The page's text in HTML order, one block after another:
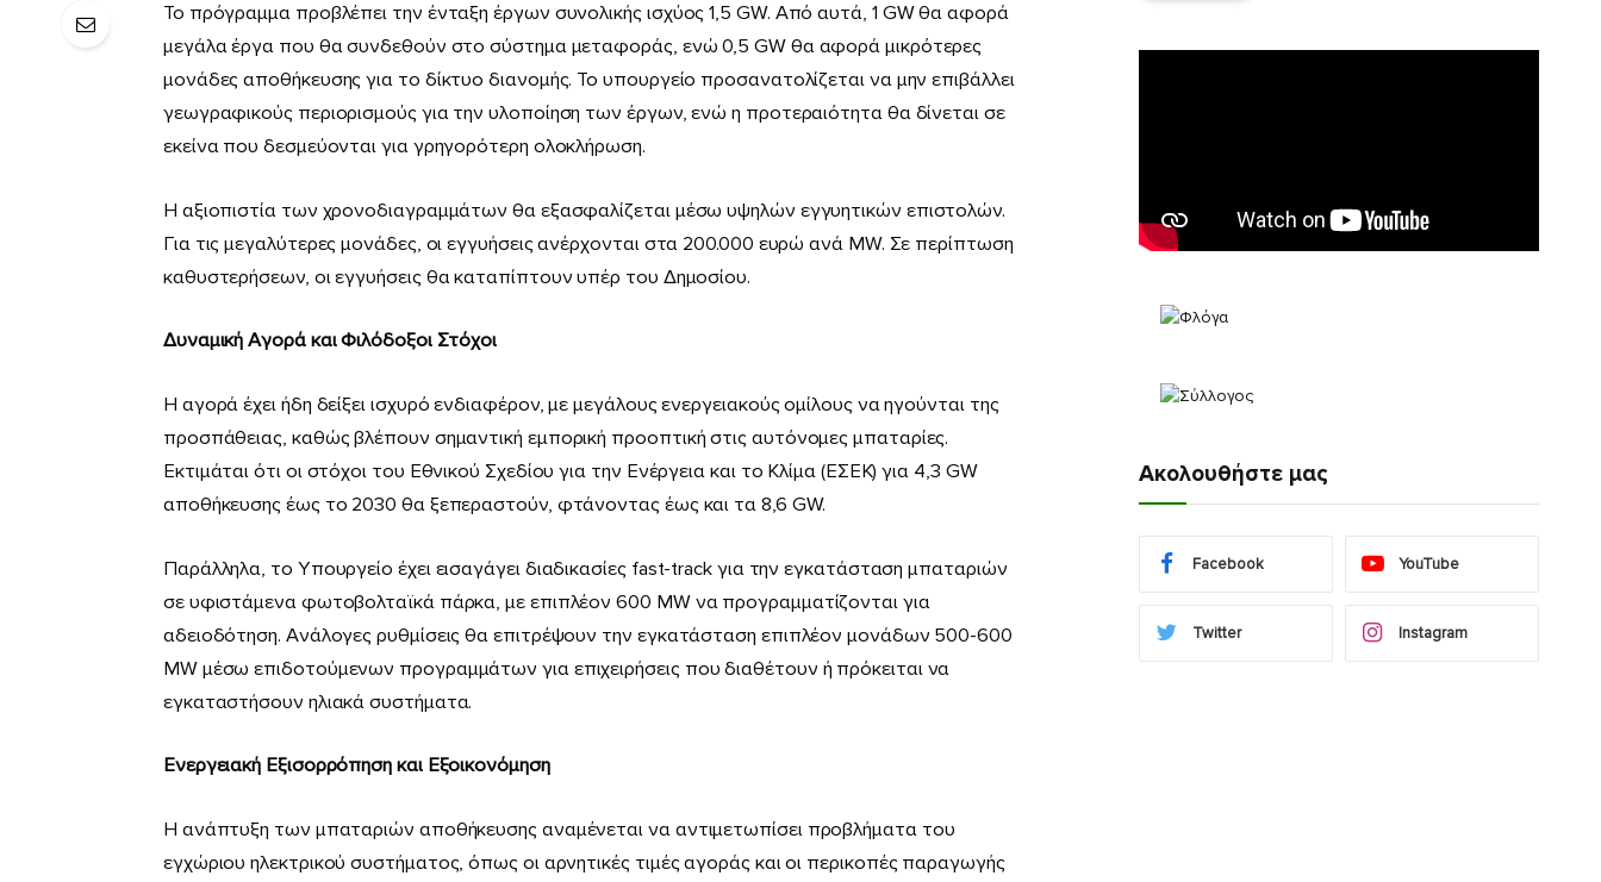
Το πρόγραμμα προβλέπει την ένταξη έργων συνολικής ισχύος 1,5 GW. Από αυτά, 1 GW θα αφορά
μεγάλα έργα που θα συνδεθούν στο σύστημα μεταφοράς, ενώ 0,5 GW θα αφορά μικρότερες
μονάδες αποθήκευσης για το δίκτυο διανομής. Το υπουργείο προσανατολίζεται να μην επιβάλλει
γεωγραφικούς περιορισμούς για την υλοποίηση των έργων, ενώ η προτεραιότητα θα δίνεται σε
εκείνα που δεσμεύονται για γρηγορότερη ολοκλήρωση.
Η αξιοπιστία των χρονοδιαγραμμάτων θα εξασφαλίζεται μέσω υψηλών εγγυητικών επιστολών.
Για τις μεγαλύτερες μονάδες, οι εγγυήσεις ανέρχονται στα 200.000 ευρώ ανά MW. Σε περίπτωση
καθυστερήσεων, οι εγγυήσεις θα καταπίπτουν υπέρ του Δημοσίου.
Δυναμική Αγορά και Φιλόδοξοι Στόχοι
Η αγορά έχει ήδη δείξει ισχυρό ενδιαφέρον, με μεγάλους ενεργειακούς ομίλους να ηγούνται της
προσπάθειας, καθώς βλέπουν σημαντική εμπορική προοπτική στις αυτόνομες μπαταρίες.
Εκτιμάται ότι οι στόχοι του Εθνικού Σχεδίου για την Ενέργεια και το Κλίμα (ΕΣΕΚ) για 4,3 GW
αποθήκευσης έως το 2030 θα ξεπεραστούν, φτάνοντας έως και τα 8,6 GW.
Παράλληλα, το Υπουργείο έχει εισαγάγει διαδικασίες fast-track για την εγκατάσταση μπαταριών
σε υφιστάμενα φωτοβολταϊκά πάρκα, με επιπλέον 600 MW να προγραμματίζονται για
αδειοδότηση. Ανάλογες ρυθμίσεις θα επιτρέψουν την εγκατάσταση επιπλέον μονάδων 500-600
MW μέσω επιδοτούμενων προγραμμάτων για επιχειρήσεις που διαθέτουν ή πρόκειται να
εγκαταστήσουν ηλιακά συστήματα.
Ενεργειακή Εξισορρόπηση και Εξοικονόμηση
Η ανάπτυξη των μπαταριών αποθήκευσης αναμένεται να αντιμετωπίσει προβλήματα του
εγχώριου ηλεκτρικού συστήματος, όπως οι αρνητικές τιμές αγοράς και οι περικοπές παραγωγής
Ακολουθήστε μας
Facebook YouTube
Twitter Instagram